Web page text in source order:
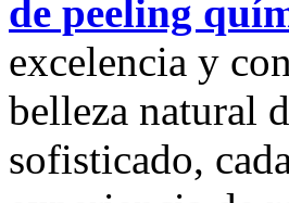
de peeling
excelencia y
belleza natural
sofisticado,